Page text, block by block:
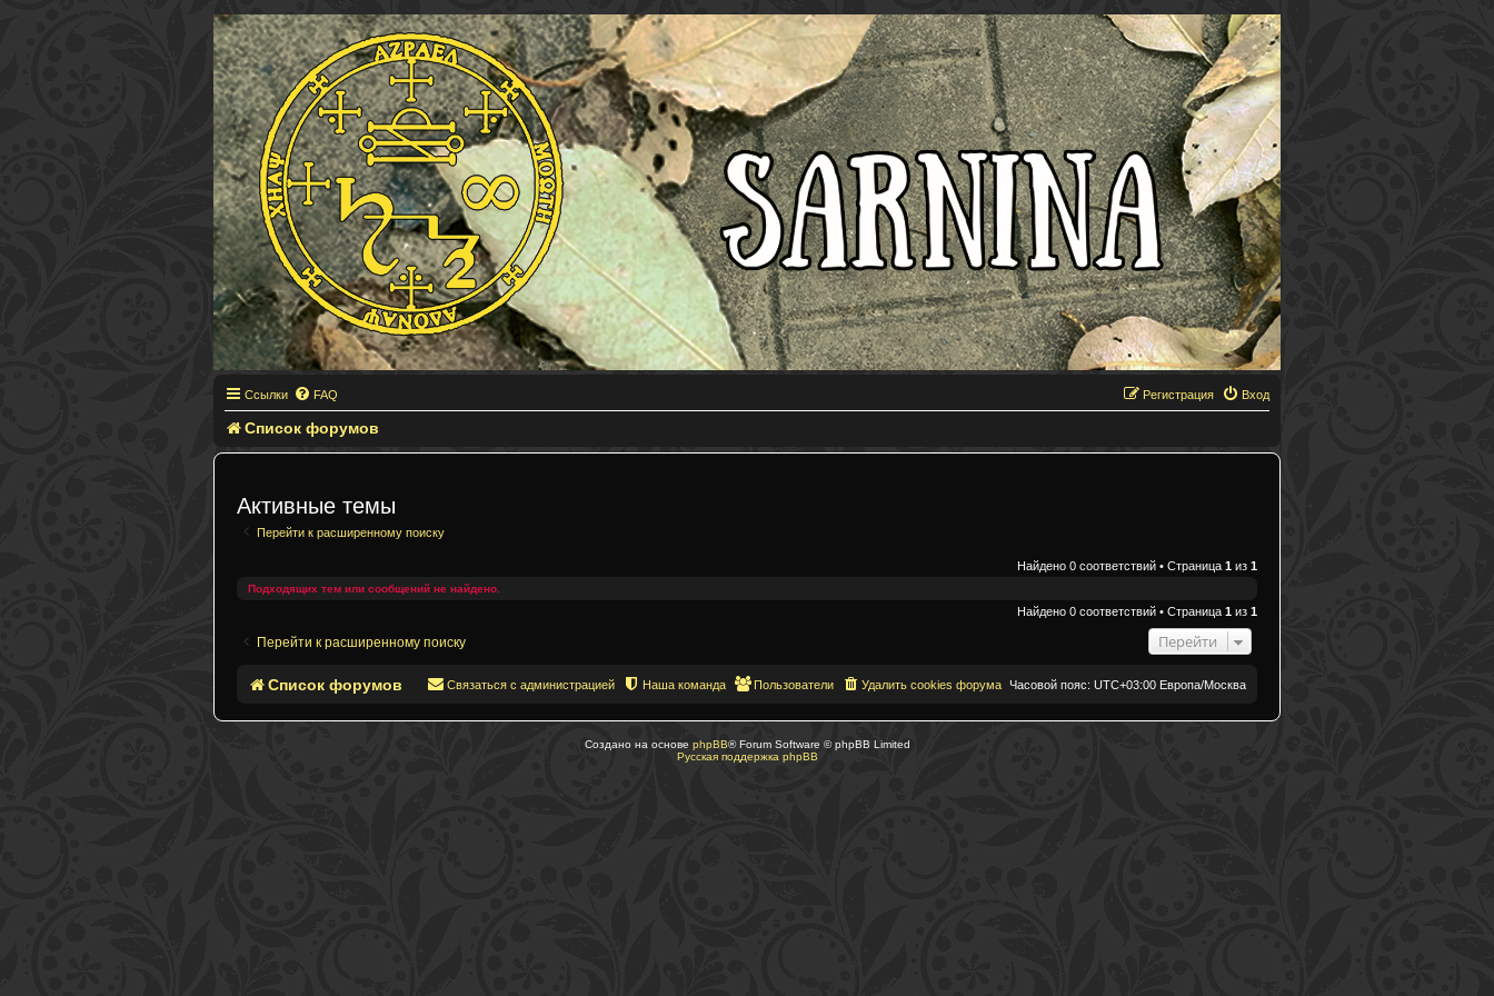
Ссылки FAQ Вход
Регистрация
Список форумов
Активные темы
Перейти к расширенному поиску
Найдено 0 соответствий • Страница 1 из 1
Подходящих тем или сообщений не найдено.
Найдено 0 соответствий • Страница 1 из 1
Перейти к расширенному поиску Перейти
Список форумов Часовой пояс: UTC+03:00 Европа/Москва
Удалить cookies форума
Пользователи
Наша команда
Связаться с администрацией
Создано на основе phpBB® Forum Software © phpBB Limited
Русская поддержка phpBB